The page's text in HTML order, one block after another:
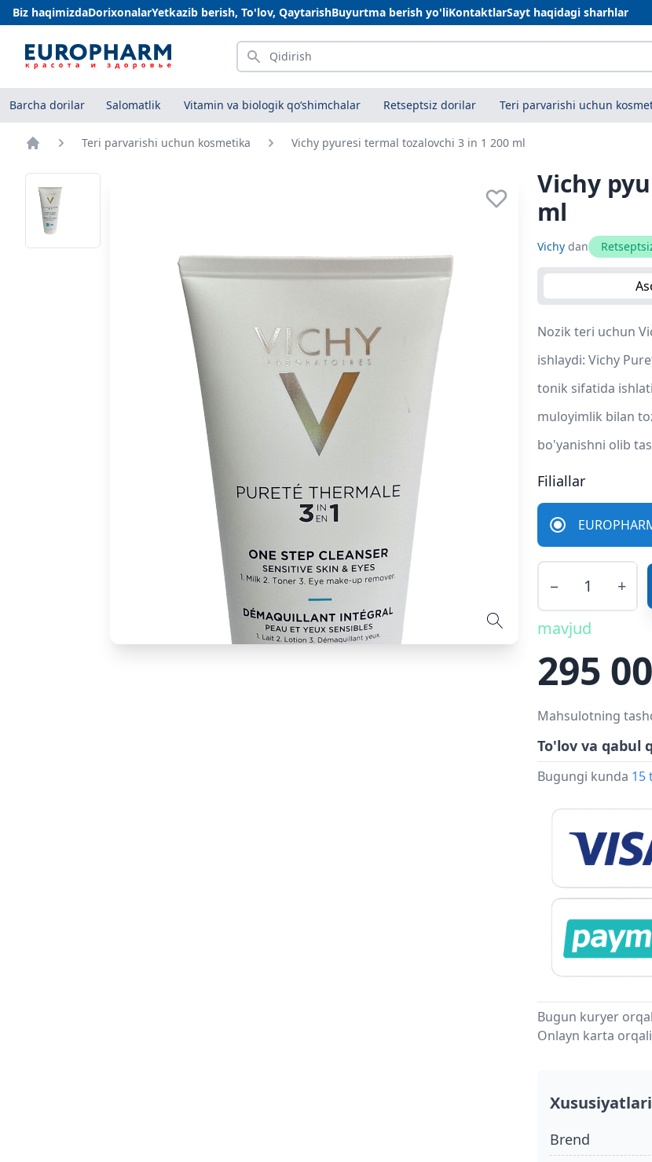
Biz haqimizdaDorixonalarYetkazib berish, To'lov, QaytarishBuyurtma berish yo'liKontaktlarSayt haqidagi sharhlar
Qidirish
Barcha dorilar Salomatlik Vitamin va biologik qo‘shimchalar Retseptsiz dorilar Teri parvarishi uchun
Teri parvarishi uchun kosmetika Vichy pyuresi termal tozalovchi 3 in 1 200 ml
Vichy
ml
Vichy dan
Nozik teri uchun
ishlaydi: Vichy
tonik sifatida
muloyimlik bilan
bo'yanishni olib
Filiallar
− +
mavjud
295
Mahsulotning
To'lov va qabul
Bugungi kunda 15
Bugun kuryer
Onlayn karta
Xususiyatlari
Brend